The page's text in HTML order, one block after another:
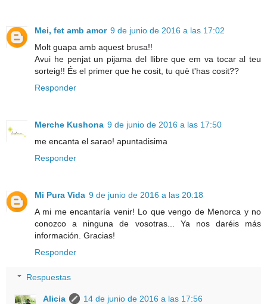
Mei, fet amb amor 9 de junio de 2016 a las 17:02
Molt guapa amb aquest brusa!!
Avui he penjat un pijama del llibre que em va tocar al teu
sorteig!! És el primer que he cosit, tu què t'has cosit??
Responder
Merche Kushona 9 de junio de 2016 a las 17:50
me encanta el sarao! apuntadisima
Responder
Mi Pura Vida 9 de junio de 2016 a las 20:18
A mi me encantaría venir! Lo que vengo de Menorca y no
conozco a ninguna de vosotras... Ya nos daréis más
información. Gracias!
Responder
Respuestas
Alicia
14 de junio de 2016 a las 17:56